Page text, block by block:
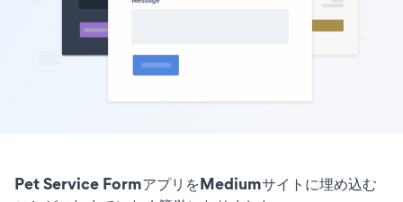
Pet Service FormアプリをMediumサイトに埋め込む